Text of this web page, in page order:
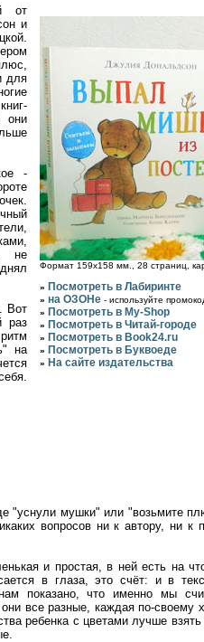
Формат 159x158 мм., 28 страниц,
» Посмотреть в Лабиринте
» на ОЗОНе - используйте
» Посмотреть в My-Shop
» Посмотреть в Читай-городе
» Посмотреть в Book24.ru
» Посмотреть в Буквоеде
» На сайте издательства
от
и
для
они
-
не
Вот
раз
на
"уснули мушки" или "возьмите
вопросов ни к автору, ни к
и простая, в ней есть на
в глаза, это счёт: и в
показано, что именно мы
все разные, каждая по-своему
ребенка с цветами лучше